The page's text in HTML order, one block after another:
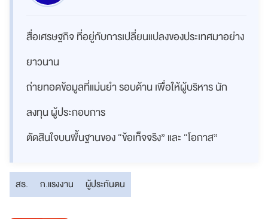
สื่อเศรษฐกิจ ที่อยู่กับการเปลี่ยนแปลงของประเทศมาอย่าง
ยาวนาน
ถ่ายทอดข้อมูลที่แม่นยำ รอบด้าน เพื่อให้ผู้บริหาร นัก
ลงทุน ผู้ประกอบการ
ตัดสินใจบนพื้นฐานของ “ข้อเท็จจริง” และ “โอกาส”
สธ. ก.แรงงาน ผู้ประกันตน